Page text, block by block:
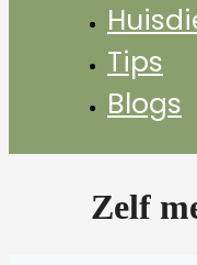
Tips
Blogs
Zelf